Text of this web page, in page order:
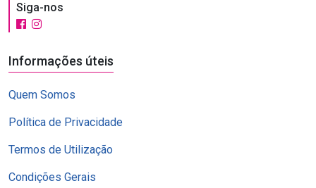
Siga-nos
Informações úteis
Quem Somos
Política de Privacidade
Termos de Utilização
Condições Gerais